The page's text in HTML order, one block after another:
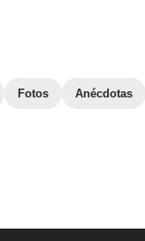
Fotos Anécdotas